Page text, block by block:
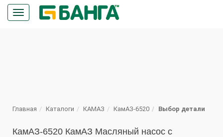
Кнопка
меню
Главная Каталоги КАМАЗ КамАЗ-6520 Выбор детали
КамАЗ-6520 КамАЗ Масляный насос с